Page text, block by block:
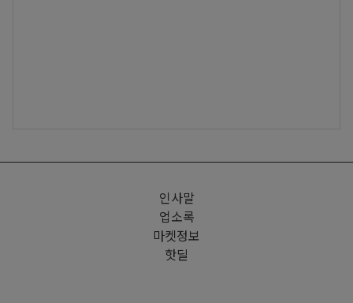
인사말
업소록
마켓정보
핫딜